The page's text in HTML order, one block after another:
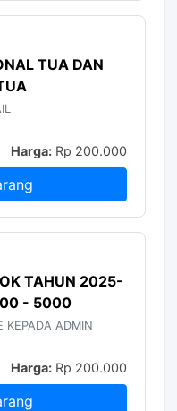
TUA DAN
Harga:Rp 200.000
TAHUN 2025-
- 5000
KEPADA ADMIN
Harga:Rp 200.000